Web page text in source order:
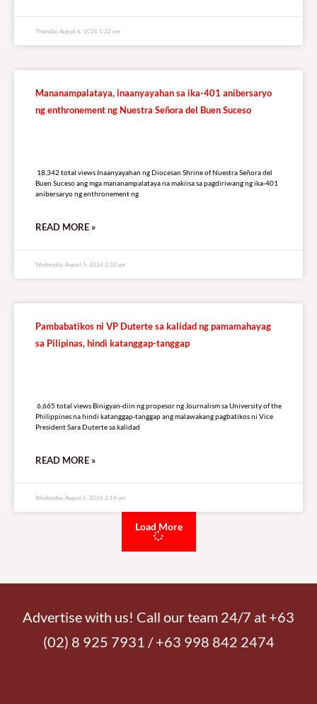
Thursday, August 6, 2026 1:22 pm
Mananampalataya, inaanyayahan sa ika-401 anibersaryo
ng enthronement ng Nuestra Señora del Buen Suceso
18,342 total views Inaanyayahan ng Diocesan Shrine of Nuestra Señora del
Buen Suceso ang mga mananampalataya na makiisa sa pagdiriwang ng ika-401
anibersaryo ng enthronement ng
READ MORE »
Wednesday, August 5, 2026 2:32 pm
Pambabatikos ni VP Duterte sa kalidad ng pamamahayag
sa Pilipinas, hindi katanggap-tanggap
6,665 total views Binigyan-diin ng propesor ng Journalism sa University of the
Philippines na hindi katanggap-tanggap ang malawakang pagbatikos ni Vice
President Sara Duterte sa kalidad
READ MORE »
Wednesday, August 5, 2026 2:14 pm
Load More
Advertise with us! Call our team 24/7 at +63
(02) 8 925 7931 / +63 998 842 2474